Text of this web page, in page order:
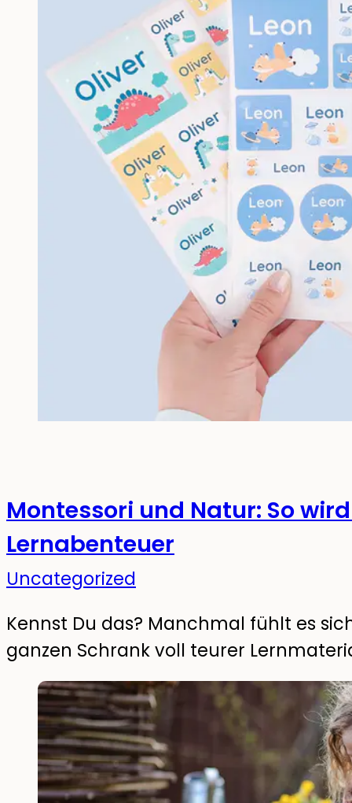
Montessori und Natur: So
Lernabenteuer
Uncategorized
Kennst Du das? Manchmal fühlt es
ganzen Schrank voll teurer